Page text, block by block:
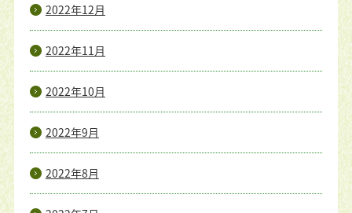
2022年12月
2022年11月
2022年10月
2022年9月
2022年8月